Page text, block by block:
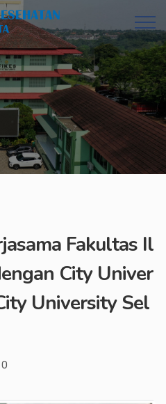
Fakultas Il
City Univer
University Sel
0